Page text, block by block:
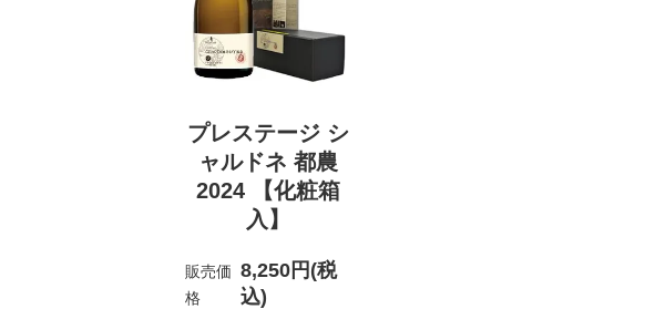
プレステージ シ
ャルドネ 都農
2024 【化粧箱
入】
販売価
格
8,250円(税
込)